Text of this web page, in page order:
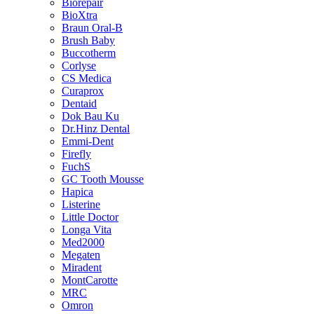
Biorepair
BioXtra
Braun Oral-B
Brush Baby
Buccotherm
Corlyse
CS Medica
Curaprox
Dentaid
Dok Bau Ku
Dr.Hinz Dental
Emmi-Dent
Firefly
FuchS
GC Tooth Mousse
Hapica
Listerine
Little Doctor
Longa Vita
Med2000
Megaten
Miradent
MontCarotte
MRC
Omron